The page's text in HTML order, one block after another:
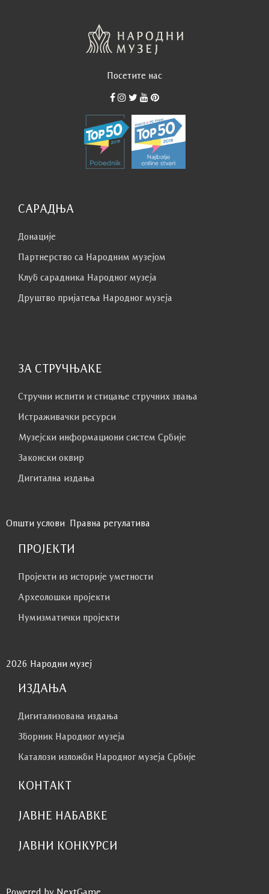
Посетите нас
САРАДЊА
Донације
Партнерство са Народним музејoм
Клуб сaрaдникa Народног музеја
Друштво пријатеља Народног музеја
ЗА СТРУЧЊАКЕ
Стручни испити и стицање стручних звања
Истраживачки ресурси
Музејски информациони систем Србије
Законски оквир
Дигитална издања
Општи услови Правна регулатива
ПРОЈЕКТИ
Пројекти из историје уметности
Археолошки пројекти
Нумизматички пројекти
2026 Народни музеј
ИЗДАЊА
Дигитализована издања
Зборник Народног музеја
Каталози изложби Народног музеја Србије
КОНТАКТ
ЈАВНЕ НАБАВКЕ
ЈАВНИ КОНКУРСИ
Powered by NextGame